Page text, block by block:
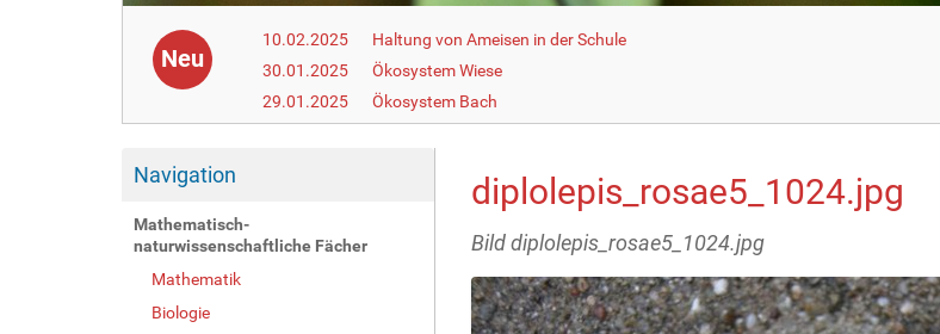
Neu
10.02.2025
Haltung von Ameisen in der Schule
30.01.2025
Ökosystem Wiese
29.01.2025
Ökosystem Bach
Navigation
Mathematisch-
naturwissenschaftliche Fächer
Mathematik
Biologie
diplolepis_rosae5_1024.jpg
Bild diplolepis_rosae5_1024.jpg